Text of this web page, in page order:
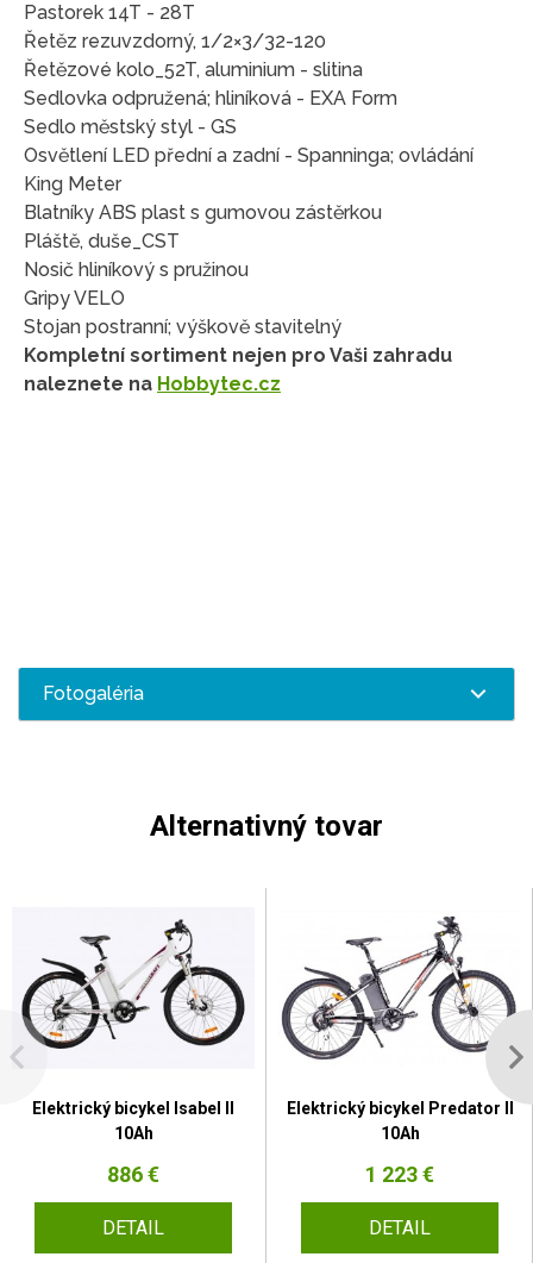
Pastorek 14T - 28T
Řetěz rezuvzdorný, 1/2×3/32-120
Řetězové kolo_52T, aluminium - slitina
Sedlovka odpružená; hliníková - EXA Form
Sedlo městský styl - GS
Osvětlení LED přední a zadní - Spanninga; ovládání
King Meter
Blatníky ABS plast s gumovou zástěrkou
Pláště, duše_CST
Nosič hliníkový s pružinou
Gripy VELO
Stojan postranní; výškově stavitelný
Kompletní sortiment nejen pro Vaši zahradu
naleznete na Hobbytec.cz
Fotogaléria
Alternativný tovar
Elektrický bicykel Isabel II
10Ah
886 €
DETAIL
Elektrický bicykel Predator II
10Ah
1 223 €
DETAIL